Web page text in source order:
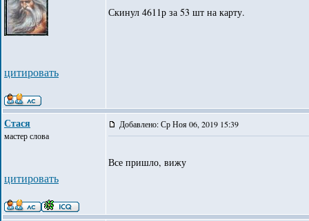
цитировать
Скинул 4611р за 53 шт на карту.
Стася
мастер слова
цитировать
Добавлено: Ср Ноя 06, 2019 15:39
Все пришло, вижу